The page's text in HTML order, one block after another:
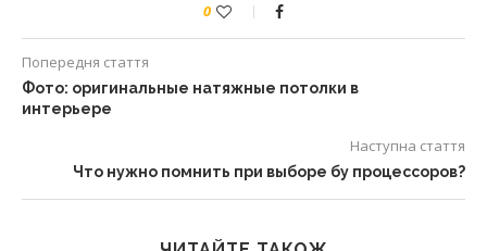
0
Попередня стаття
Фото: оригинальные натяжные потолки в
интерьере
Наступна стаття
Что нужно помнить при выборе бу процессоров?